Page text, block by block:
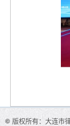
© 版权所有：大连市